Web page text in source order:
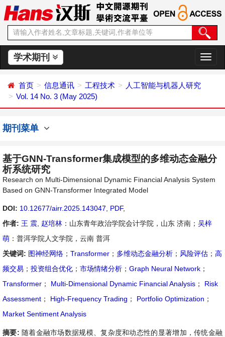
学术期刊
切
换
首页 信息通讯 工程技术
人工智能与机器人研究
Vol. 14 No. 3 (May 2025)
期刊菜单
基于GNN-Transformer集成模型的多维动态金融分
析系统研究
Research on Multi-Dimensional Dynamic Financial Analysis System
Based on GNN-Transformer Integrated Model
DOI: 10.12677/airr.2025.143047 PDF,
作者: 王 震 赵培林 ：山东青年政治学院会计学院，山东 济南； 吴梓
萌 ：普洱学院人文学院，云南 普洱
关键词: 图神经网络 ； Transformer ； 多维动态金融分析 ； 风险评估 ； 高
频交易 ； 投资组合优化 ； 市场情绪分析 ； Graph Neural Network ；
Transformer ； Multi-Dimensional Dynamic Financial Analysis ；
Risk
Assessment ； High-Frequency Trading ； Portfolio Optimization ；
Market Sentiment Analysis
摘要: 随着金融市场数据规模、复杂度和动态性的显著增加，传统金融